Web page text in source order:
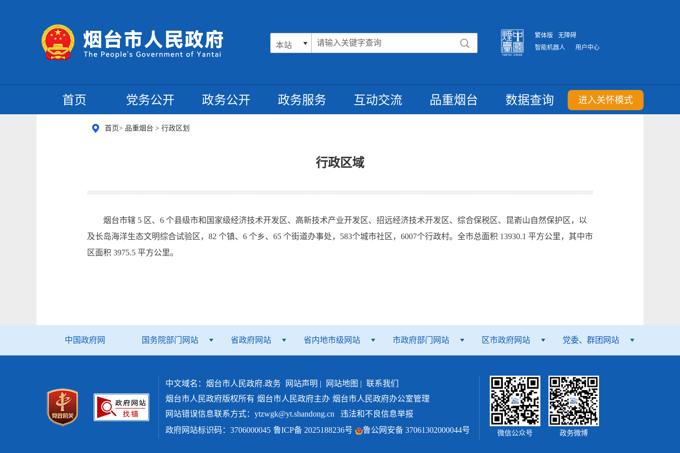
繁体版
无障碍
智能机器人
用户中心
首页 党务公开 政务公开 政务服务 互动交流 品重烟台 数据查询 进入关怀模式
首页> 品重烟台 > 行政区划
行政区域
烟台市辖 5 区、6 个县级市和国家级经济技术开发区、高新技术产业开发区、招远经济技术开发区、综合保税区、昆嵛山自然保护区，以
及长岛海洋生态文明综合试验区，82 个镇、6 个乡、65 个街道办事处，583个城市社区，6007个行政村。全市总面积 13930.1 平方公里，其中市
区面积 3975.5 平方公里。
中国政府网 国务院部门网站 省政府网站 省内地市级网站 市政府部门网站 区市政府网站 党委、群团网站
中文域名：烟台市人民政府.政务 网站声明 | 网站地图 | 联系我们
烟台市人民政府版权所有 烟台市人民政府主办 烟台市人民政府办公室管理
网站错误信息联系方式：ytzwgk@yt.shandong.cn 违法和不良信息举报
政府网站标识码：3706000045 鲁ICP备 2025188236号 鲁公网安备 37061302000044号 微信公众号 政务微博